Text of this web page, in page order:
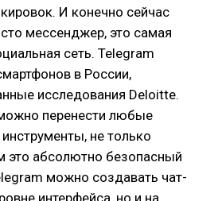
И конечно сейчас
мессенджер, это самая
сеть. Telegram
в России,
исследования Deloitte.
перенести любые
не только
это абсолютно безопасный
можно создавать чат-
интерфейса, но и на